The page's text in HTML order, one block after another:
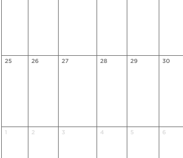
25 26 27 28 29 30
2 3 4 5 6